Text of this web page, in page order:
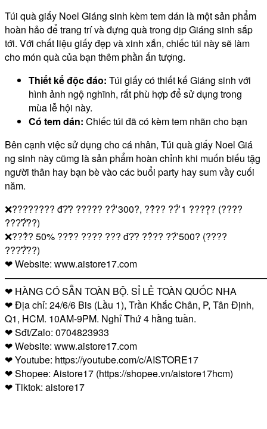
Túi quà giấy Noel Giáng sinh kèm tem dán là một sản phẩm
hoàn hảo để trang trí và đựng quà trong dịp Giáng sinh sắp
tới. Với chất liệu giấy đẹp và xinh xắn, chiếc túi này sẽ làm
cho món quà của bạn thêm phần ấn tượng.
Thiết kế độc đáo: Túi giấy có thiết kế Giáng sinh với
hình ảnh ngộ nghĩnh, rất phù hợp để sử dụng trong
mùa lễ hội này.
Có tem dán: Chiếc túi đã có kèm tem nhãn cho bạn
Bên cạnh việc sử dụng cho cá nhân, Túi quà giấy Noel Giá
ng sinh này cũmg là sản phẩm hoàn chỉnh khi muốn biếu tặg
người thân hay bạn bè vào các buổi party hay sum vầy cuối
năm.
❌???????? đ?̛? ????? ??̛̀ 300?, ??̉?? ??̛̀ 1 ????̣̂? (????
???̛?̛̀??)
❌???̉? 50% ???̂̀? ???? ??? đ?̛? ??̉?? ??̛̀ 500? (????
???̛?̛̀??)
❤ Website: www.aistore17.com
❤ HÀNG CÓ SẴN TOÀN BỘ. SỈ LẺ TOÀN QUỐC NHA
❤ Địa chỉ: 24/6/6 Bis (Lầu 1), Trần Khắc Chân, P, Tân Định,
Q1, HCM. 10AM-9PM. Nghỉ Thứ 4 hằng tuần.
❤ Sđt/Zalo: 0704823933
❤ Website: www.aistore17.com
❤ Youtube: https://youtube.com/c/AISTORE17
❤ Shopee: Aistore17 (https://shopee.vn/aistore17hcm)
❤ Tiktok: aistore17